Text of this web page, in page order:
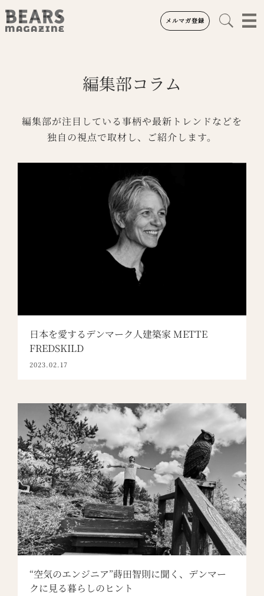
メルマガ登録
編集部コラム
編集部が注目している事柄や最新トレンドなどを
独自の視点で取材し、ご紹介します。
日本を愛するデンマーク人建築家 METTE
FREDSKILD
2023.02.17
“空気のエンジニア”蒔田智則に聞く、デンマー
クに見る暮らしのヒント